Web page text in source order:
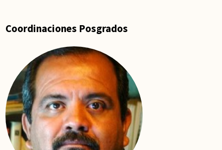
Coordinaciones Posgrados